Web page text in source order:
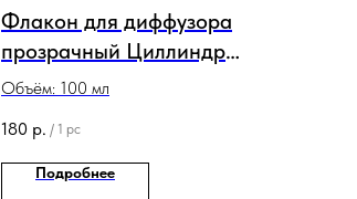
Флакон для диффузора
прозрачный Циллиндр
круглый
Объём: 100 мл
180 р. / 1 pc
Подробнее